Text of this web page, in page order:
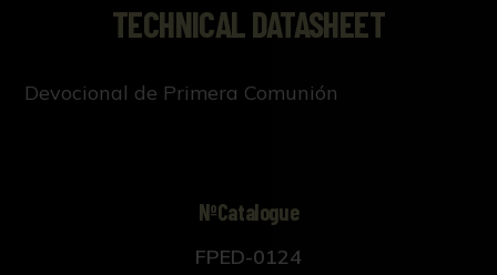
TECHNICAL DATASHEET
Devocional de Primera Comunión
NºCatalogue
FPED-0124